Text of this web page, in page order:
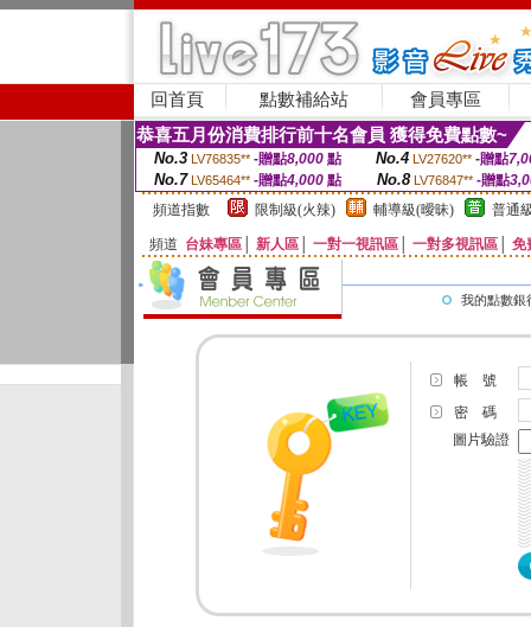
回首頁 點數補給站 會員專區
恭喜五月份消費排行前十名會員 獲得免費點數~
No.3 LV76835** -贈點8,000點 No.4 LV27620** -贈點
No.7 LV65464** -贈點4,000 點 No.8 LV76847** -贈點
頻道指數
限制級(火辣) 輔導級(曖昧) 普通
頻道 台妹專區 新人區 一對一視訊區 一對多視訊區 免
我的點數銀
帳 號
密 碼
圖片驗證